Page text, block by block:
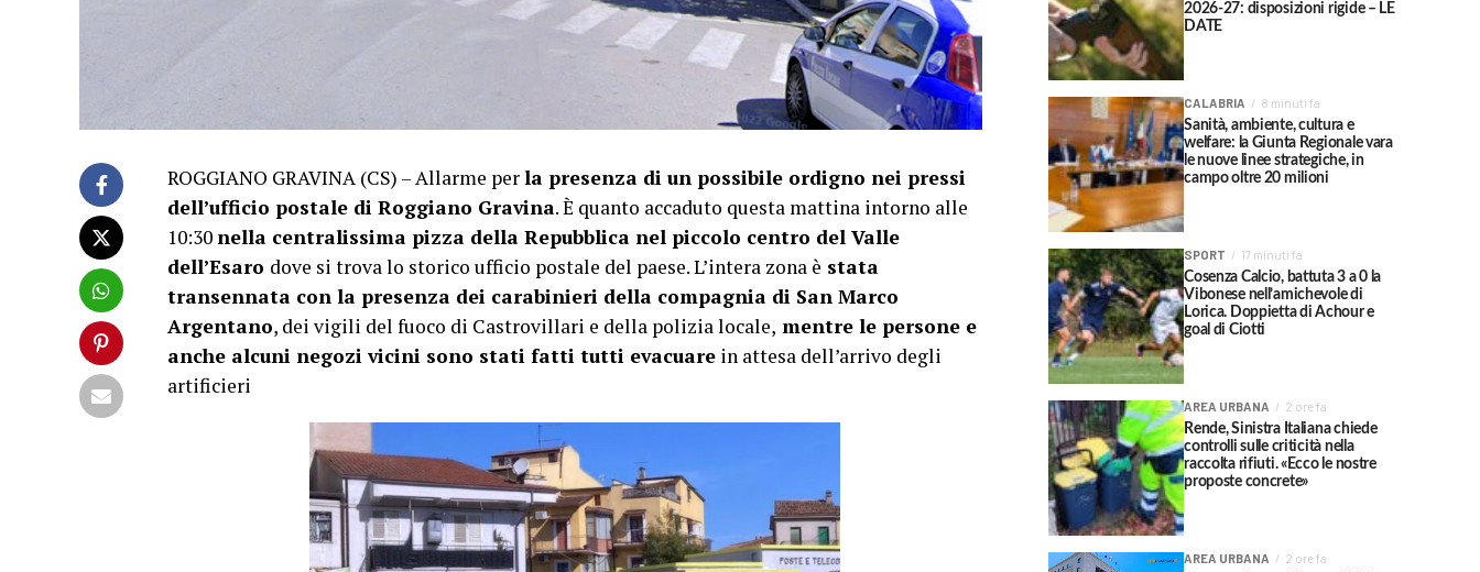
ROGGIANO GRAVINA (CS) – Allarme perla presenza di un possibile ordigno nei pressi
dell’ufficio postale di Roggiano Gravina. È quanto accaduto questa mattina intorno alle
10:30nella centralissima pizza della Repubblica nel piccolo centro del Valle
dell’Esaro dove si trova lo storico ufficio postale del paese. L’intera zona è stata
transennata con la presenza dei carabinieri della compagnia di San Marco
Argentano, dei vigili del fuoco di Castrovillari e della polizia locale, mentre le persone e
anche alcuni negozi vicini sono stati fatti tutti evacuare in attesa dell’arrivo degli
artificieri
2026-27: disposizioni rigide – LE
DATE
CALABRIA 8 minuti fa
Sanità, ambiente, cultura e
welfare: la Giunta Regionale vara
le nuove linee strategiche, in
campo oltre 20 milioni
SPORT 17 minuti fa
Cosenza Calcio, battuta 3 a 0 la
Vibonese nell’amichevole di
Lorica. Doppietta di Achour e
goal di Ciotti
AREA URBANA 2 ore fa
Rende, Sinistra Italiana chiede
controlli sulle criticità nella
raccolta rifiuti. «Ecco le nostre
proposte concrete»
AREA URBANA 2 ore fa